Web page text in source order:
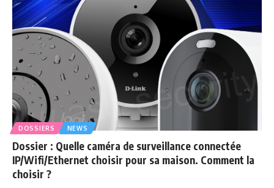
DOSSIERS NEWS
Dossier : Quelle caméra de surveillance connectée
IP/Wifi/Ethernet choisir pour sa maison. Comment la
choisir ?